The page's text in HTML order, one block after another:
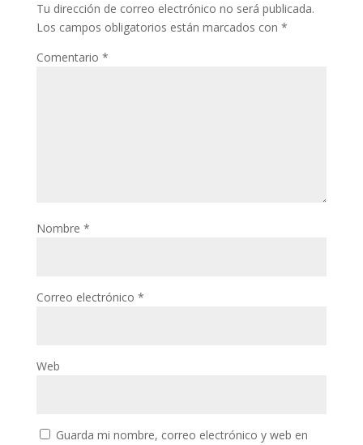
Tu dirección de correo electrónico no será publicada.
Los campos obligatorios están marcados con *
Comentario *
Nombre *
Correo electrónico *
Web
Guarda mi nombre, correo electrónico y web en